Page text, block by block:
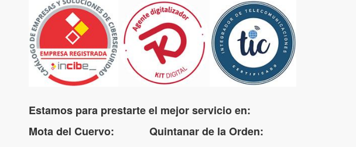
Estamos para prestarte el mejor servicio en:
Mota del Cuervo: Quintanar de la Orden: